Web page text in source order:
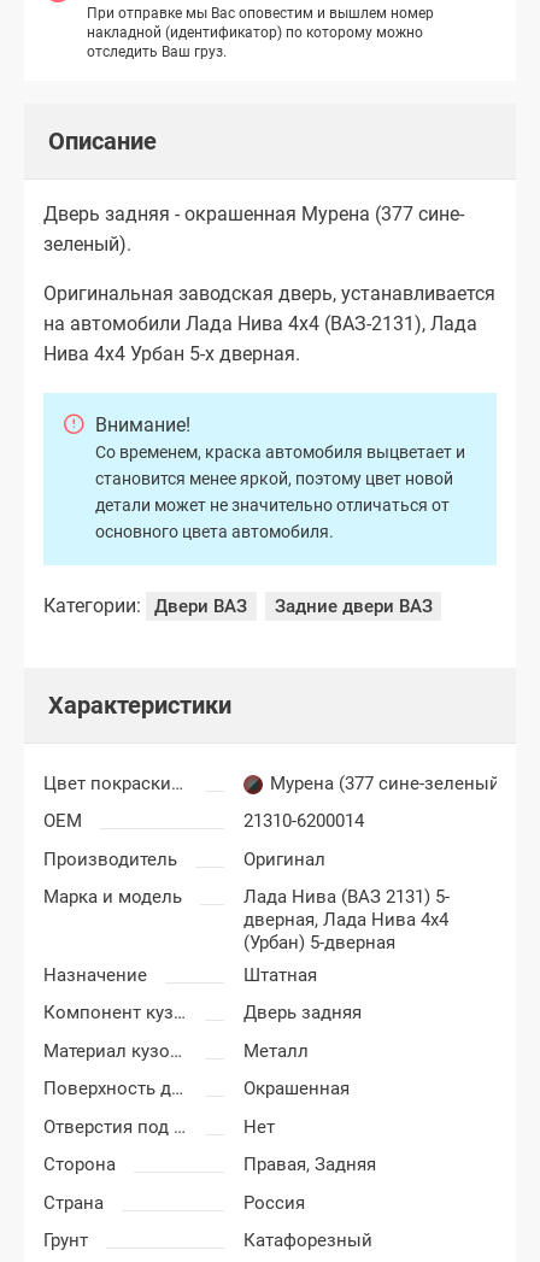
При отправке мы Вас оповестим и вышлем номер
накладной (идентификатор) по которому можно
отследить Ваш груз.
Описание
Дверь задняя - окрашенная Мурена (377 сине-
зеленый).
Оригинальная заводская дверь, устанавливается
на автомобили Лада Нива 4х4 (ВАЗ-2131), Лада
Нива 4х4 Урбан 5-х дверная.
Внимание!
Со временем, краска автомобиля выцветает и
становится менее яркой, поэтому цвет новой
детали может не значительно отличаться от
основного цвета автомобиля.
Категории: Двери ВАЗ Задние двери ВАЗ
Характеристики
Цвет покраски Лада Нива 4х4
Мурена (377 сине-зеленый)
OEM
21310-6200014
Производитель
Оригинал
Марка и модель
Лада Нива (ВАЗ 2131) 5-
дверная,Лада Нива 4x4
(Урбан) 5-дверная
Назначение
Штатная
Компонент кузова
Дверь задняя
Материал кузовных деталей
Металл
Поверхность двери
Окрашенная
Отверстия под молдинг
Нет
Сторона
Правая,Задняя
Страна
Россия
Грунт
Катафорезный